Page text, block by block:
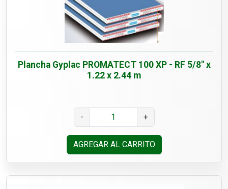
Plancha Gyplac PROMATECT 100 XP - RF 5/8" x
1.22 x 2.44 m
- +
AGREGAR AL CARRITO